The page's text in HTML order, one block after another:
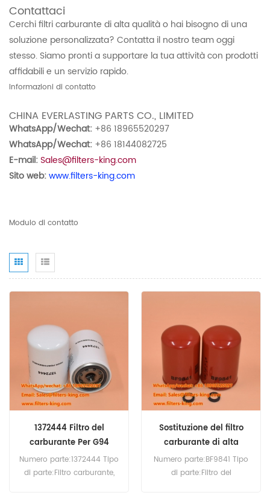
Contattaci
Cerchi filtri carburante di alta qualità o hai bisogno di una
soluzione personalizzata? Contatta il nostro team oggi
stesso. Siamo pronti a supportare la tua attività con prodotti
affidabili e un servizio rapido.
Informazioni di contatto
CHINA EVERLASTING PARTS CO., LIMITED
WhatsApp/Wechat: +86 18965520297
WhatsApp/Wechat: +86 18144082725
E-mail:Sales@filters-king.com
Sito web:www.filters-king.com
Modulo di contatto
1372444 Filtro del
carburante Per G94
Numero parte:1372444 Tipo
di parte:Filtro carburante,
Sostituzione del filtro
carburante di alta
qualità BF9841
Numero parte:BF9841 Tipo
di parte:Filtro del